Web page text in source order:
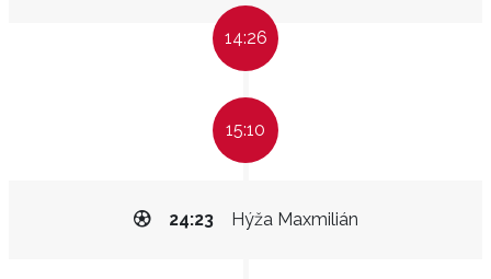
14:26
15:10
Hýža Maxmilián
24:23